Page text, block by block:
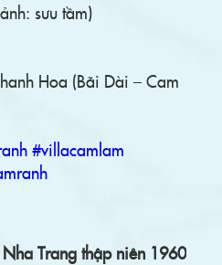
sưu tầm)
Hoa (Bãi Dài – Cam
#villacamlam
Trang thập niên 1960